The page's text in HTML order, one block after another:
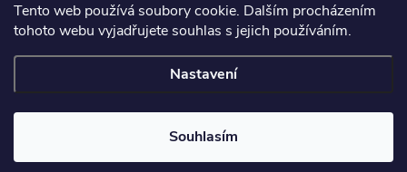
Tento web používá soubory cookie. Dalším procházením
tohoto webu vyjadřujete souhlas s jejich používáním.
Nastavení
Souhlasím
Sledovat na Instagramu
práva vyhrazena.Upravit nastavení cookies